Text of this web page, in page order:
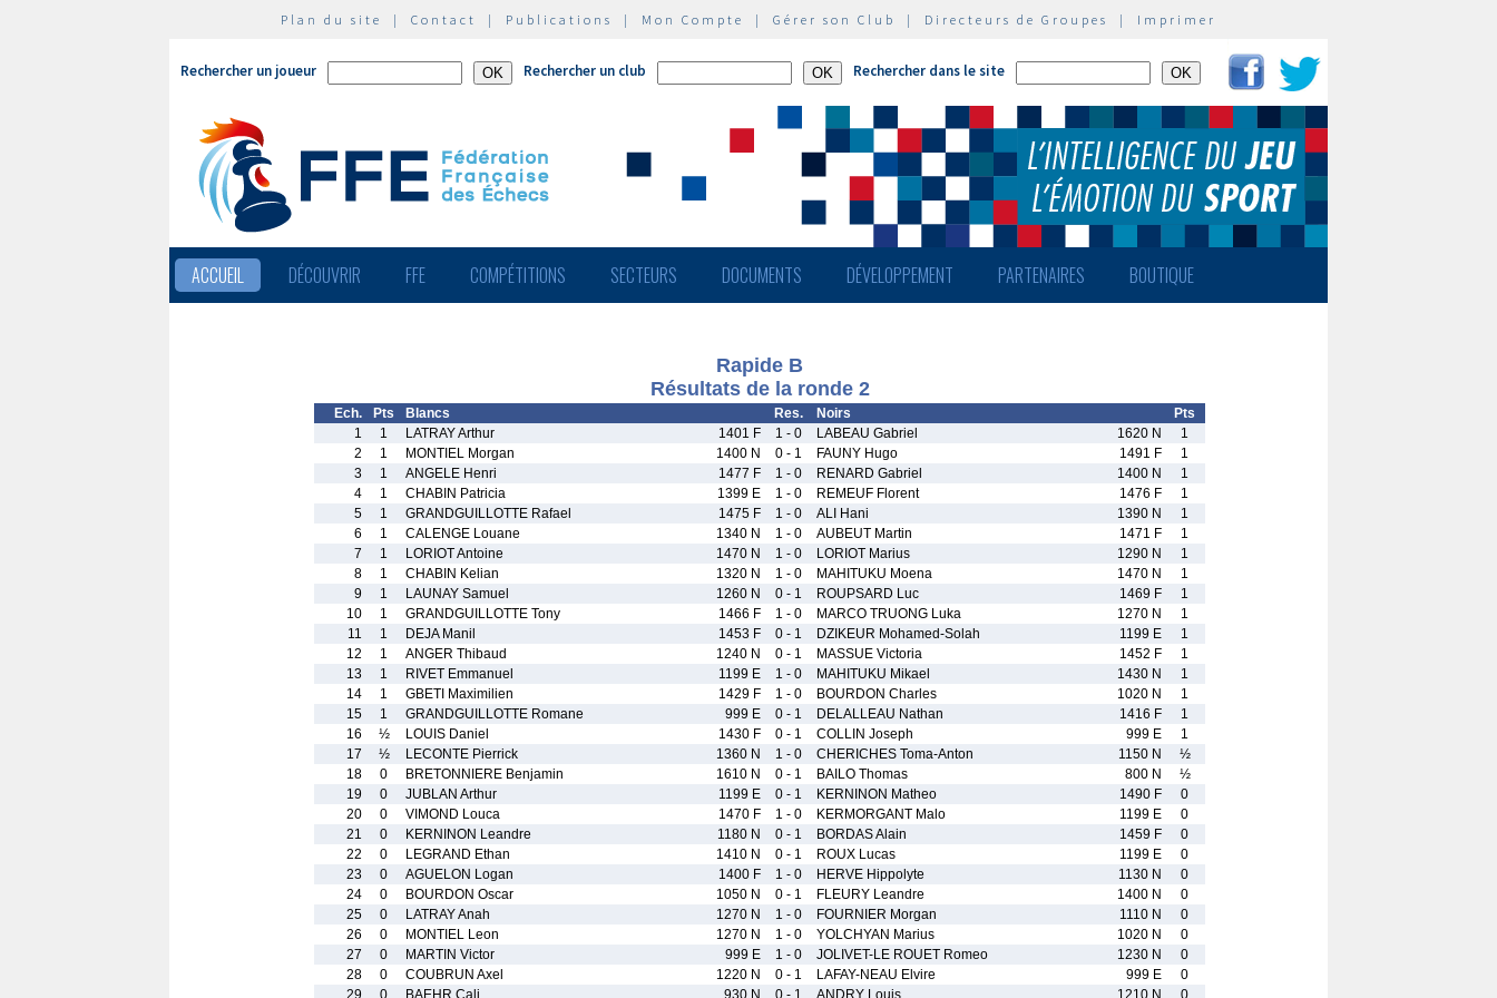
Plan du site | Contact | Publications | Mon Compte | Gérer son Club | Directeurs de Groupes | Imprimer
Rechercher un joueur Rechercher un club Rechercher dans le site
ACCUEIL DÉCOUVRIR FFE COMPÉTITIONS SECTEURS DOCUMENTS DÉVELOPPEMENT PARTENAIRES BOUTIQUE
Rapide B
Résultats de la ronde 2
Ech. Pts Blancs Res. Noirs
Pts
1
1 LATRAY Arthur 1401 F 1 - 0 LABEAU Gabriel 1620 N
1
2
1 MONTIEL Morgan 1400 N 0 - 1 FAUNY Hugo 1491 F
1
3
1 ANGELE Henri 1477 F 1 - 0 RENARD Gabriel 1400 N
1
4
1 CHABIN Patricia 1399 E 1 - 0 REMEUF Florent 1476 F
1
5
1 GRANDGUILLOTTE Rafael 1475 F 1 - 0 ALI Hani 1390 N
1
6
1 CALENGE Louane 1340 N 1 - 0 AUBEUT Martin 1471 F
1
7
1 LORIOT Antoine 1470 N 1 - 0 LORIOT Marius 1290 N
1
8
1 CHABIN Kelian 1320 N 1 - 0 MAHITUKU Moena 1470 N
1
9
1 LAUNAY Samuel 1260 N 0 - 1 ROUPSARD Luc 1469 F
1
10
1 GRANDGUILLOTTE Tony 1466 F 1 - 0 MARCO TRUONG Luka 1270 N
1
11
1 DEJA Manil 1453 F 0 - 1 DZIKEUR Mohamed-Solah 1199 E
1
12
1 ANGER Thibaud 1240 N 0 - 1 MASSUE Victoria 1452 F
1
13
1 RIVET Emmanuel 1199 E 1 - 0 MAHITUKU Mikael 1430 N
1
14
1 GBETI Maximilien 1429 F 1 - 0 BOURDON Charles 1020 N
1
15
1 GRANDGUILLOTTE Romane 999 E 0 - 1 DELALLEAU Nathan 1416 F
1
16
½ LOUIS Daniel 1430 F 0 - 1 COLLIN Joseph 999 E
1
17
½ LECONTE Pierrick 1360 N 1 - 0 CHERICHES Toma-Anton 1150 N
½
18
0 BRETONNIERE Benjamin 1610 N 0 - 1 BAILO Thomas 800 N
½
19
0 JUBLAN Arthur 1199 E 0 - 1 KERNINON Matheo 1490 F
0
20
0 VIMOND Louca 1470 F 1 - 0 KERMORGANT Malo 1199 E
0
21
0 KERNINON Leandre 1180 N 0 - 1 BORDAS Alain 1459 F
0
22
0 LEGRAND Ethan 1410 N 0 - 1 ROUX Lucas 1199 E
0
23
0 AGUELON Logan 1400 F 1 - 0 HERVE Hippolyte 1130 N
0
24
0 BOURDON Oscar 1050 N 0 - 1 FLEURY Leandre 1400 N
0
25
0 LATRAY Anah 1270 N 1 - 0 FOURNIER Morgan 1110 N
0
26
0 MONTIEL Leon 1270 N 1 - 0 YOLCHYAN Marius 1020 N
0
27
0 MARTIN Victor 999 E 1 - 0 JOLIVET-LE ROUET Romeo 1230 N
0
28
0 COUBRUN Axel 1220 N 0 - 1 LAFAY-NEAU Elvire 999 E
0
29
0 BAEHR Cali 930 N 0 - 1 ANDRY Louis 1210 N 0